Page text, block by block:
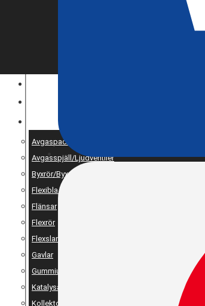
RESERV OCH UNIVERSALDELAR
Avgaspackningar
Avgasspjäll/Ljudventiler
Byxrör/Byxdelning/X-pipe
Flexibla bälgar
Flänsar
Flexrör
Flexslang
Gavlar
Gummiupphängning
Katalysator
Kollektor